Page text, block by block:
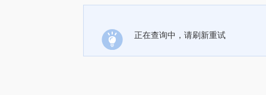
正在查询中，请刷新重试